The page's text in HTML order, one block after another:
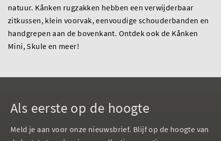
natuur. Kånken rugzakken hebben een verwijderbaar
zitkussen, klein voorvak, eenvoudige schouderbanden en
handgrepen aan de bovenkant. Ontdek ook de Kånken
Mini, Skule en meer!
Als eerste op de hoogte
Meld je aan voor onze nieuwsbrief. Blijf op de hoogte van